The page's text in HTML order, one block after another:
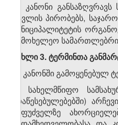
ეს კანონი
გავლის პირობებს,
მუნიციპალიტეტის
სამოხელეო
მუხლი 3. ტერმინთა
ამ კანონში გამოყენებულ
ა) სახელმწიფო
(დაწესებულებებში)
საფუძველზე